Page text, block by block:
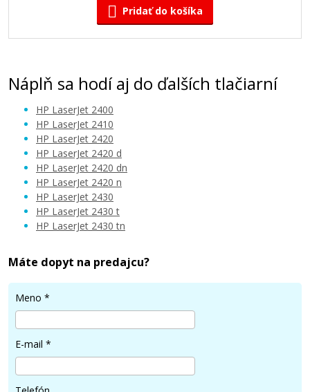
Pridať do košíka
Náplň sa hodí aj do ďalších tlačiarní
HP LaserJet 2400
HP LaserJet 2410
HP LaserJet 2420
HP LaserJet 2420 d
HP LaserJet 2420 dn
HP LaserJet 2420 n
HP LaserJet 2430
HP LaserJet 2430 t
HP LaserJet 2430 tn
Máte dopyt na predajcu?
Meno *
E-mail *